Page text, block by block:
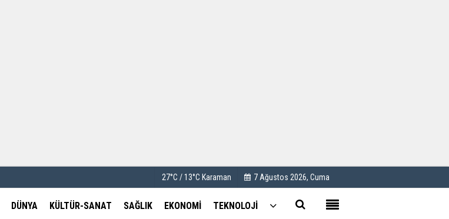
27°C / 13°C Karaman 7 Ağustos 2026, Cuma
DÜNYA KÜLTÜR-SANAT SAĞLIK EKONOMİ TEKNOLOJİ